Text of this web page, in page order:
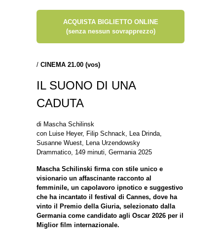
ACQUISTA BIGLIETTO ONLINE
(senza nessun sovrapprezzo)
/ CINEMA 21.00 (vos)
IL SUONO DI UNA
CADUTA
di Mascha Schilinsk
con Luise Heyer, Filip Schnack, Lea Drinda,
Susanne Wuest, Lena Urzendowsky
Drammatico, 149 minuti, Germania 2025
Mascha Schilinski firma con stile unico e
visionario un affascinante racconto al
femminile, un capolavoro ipnotico e suggestivo
che ha incantato il festival di Cannes, dove ha
vinto il Premio della Giuria, selezionato dalla
Germania come candidato agli Oscar 2026 per il
Miglior film internazionale.